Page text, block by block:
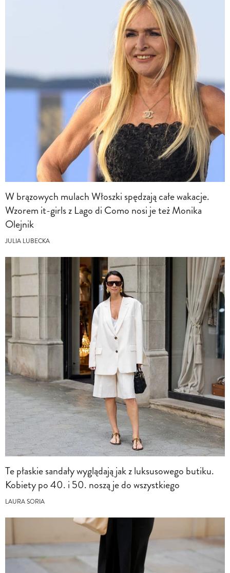
W brązowych mulach Włoszki spędzają całe wakacje.
Wzorem it-girls z Lago di Como nosi je też Monika
Olejnik
JULIA LUBECKA
Te płaskie sandały wyglądają jak z luksusowego butiku.
Kobiety po 40. i 50. noszą je do wszystkiego
LAURA SORIA